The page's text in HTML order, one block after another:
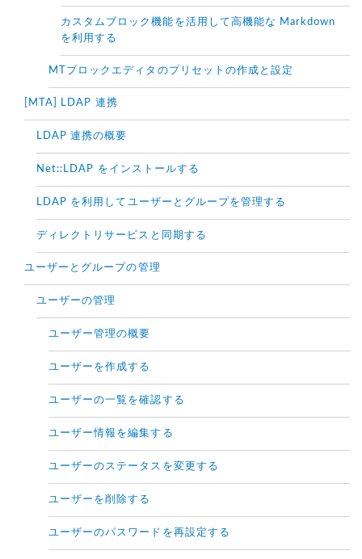
カスタムブロック機能を活用して高機能な Markdown
を利用する
MTブロックエディタのプリセットの作成と設定
[MTA] LDAP 連携
LDAP 連携の概要
Net::LDAP をインストールする
LDAP を利用してユーザーとグループを管理する
ディレクトリサービスと同期する
ユーザーとグループの管理
ユーザーの管理
ユーザー管理の概要
ユーザーを作成する
ユーザーの一覧を確認する
ユーザー情報を編集する
ユーザーのステータスを変更する
ユーザーを削除する
ユーザーのパスワードを再設定する